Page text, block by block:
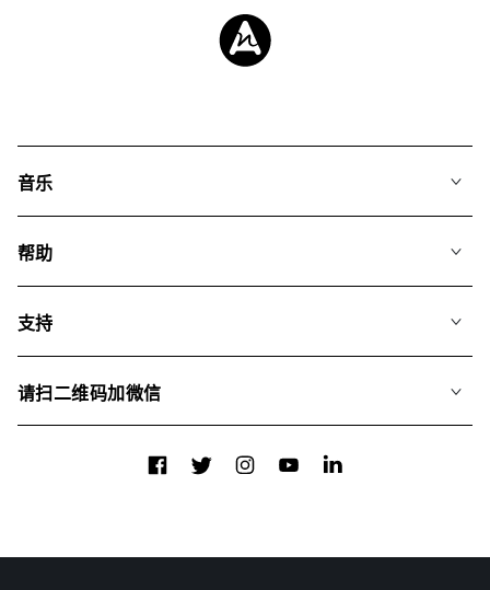
音乐
搜索
专辑
帮助
我们如何运用AI
支持
关于我们
请扫二维码加微信
FacebookTwitterInstagramYouTubeLinkedIn